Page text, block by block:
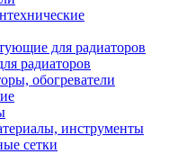
для радиаторов
радиаторов
обогреватели
инструменты
сетки